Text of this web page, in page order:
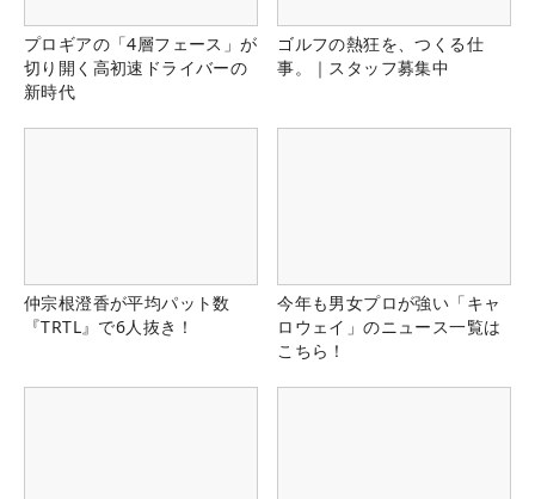
プロギアの「4層フェース」が
切り開く高初速ドライバーの
新時代
ゴルフの熱狂を、つくる仕
事。｜スタッフ募集中
仲宗根澄香が平均パット数
『TRTL』で6人抜き！
今年も男女プロが強い「キャ
ロウェイ」のニュース一覧は
こちら！